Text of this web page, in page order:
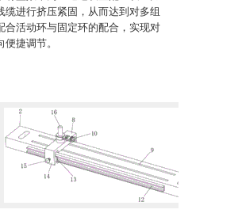
缆进行挤压紧固，从而达到对多组
合活动环与固定环的配合，实现对
捷调节。